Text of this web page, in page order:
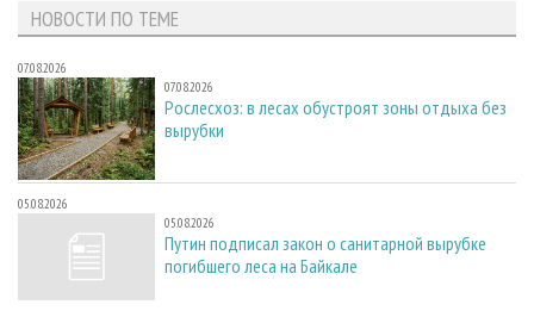
НОВОСТИ ПО ТЕМЕ
07.08.2026
07.08.2026
Рослесхоз: в лесах обустроят зоны отдыха без
вырубки
05.08.2026
05.08.2026
Путин подписал закон о санитарной вырубке
погибшего леса на Байкале